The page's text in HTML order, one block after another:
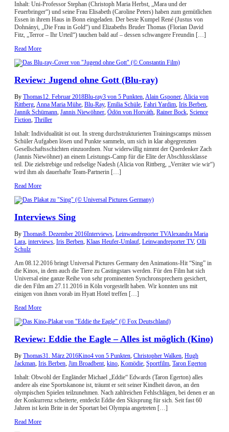
Inhalt: Uni-Professor Stephan (Christoph Maria Herbst, „Mara und der
Feuerbringer“) und seine Frau Elisabeth (Caroline Peters) haben zum gemütlichen
Essen in ihrem Haus in Bonn eingeladen. Der beste Kumpel René (Justus von
Dohnányi, „Die Frau in Gold“) und Elizabeths Bruder Thomas (Florian David
Fitz, „Terror – Ihr Urteil“) tauchen bald auf – dessen schwangere Freundin […]
Read More
Review: Jugend ohne Gott (Blu-ray)
By Thomas12. Februar 2018Blu-ray3 von 5 Punkten,Alain Gsponer,Alicia von
Rittberg,Anna Maria Mühe, Blu-Ray, Emilia Schüle, Fahri Yardim, Iris Berben,
Jannik Schümann, Jannis Niewöhner, Ödön von Horváth, Rainer Bock, Science
Fiction, Thriller
Inhalt: Individualität ist out. In streng durchstrukturierten Trainingscamps müssen
Schüler Aufgaben lösen und Punkte sammeln, um sich in klar abgegrenzten
Gesellschaftsschichten einzuordnen. Nur widerwillig nimmt der Querdenker Zach
(Jannis Niewöhner) an einem Leistungs-Camp für die Elite der Abschlussklasse
teil. Die zielstrebige und redselige Nadesh (Alicia von Rittberg, „Verräter wie wir“)
wird ihm als dauerhafte Team-Partnerin […]
Read More
Interviews Sing
By Thomas8. Dezember 2016Interviews Leinwandreporter TVAlexandra Maria
Lara interviews Iris Berben Klaas Heufer-Umlauf Leinwandreporter TV, Olli
Schulz
Am 08.12.2016 bringt Universal Pictures Germany den Animations-Hit “Sing” in
die Kinos, in dem auch die Tiere zu Castingstars werden. Für den Film hat sich
Universal eine ganze Reihe von sehr prominenten Synchronsprechern gesichert,
die den Film am 27.11.2016 in Köln vorgestellt haben. Wir konnten uns mit
einigen von ihnen vorab im Hyatt Hotel treffen […]
Read More
Review: Eddie the Eagle – Alles ist möglich (Kino)
By Thomas31. März 2016Kino4 von 5 Punkten Christopher Walken Hugh
Jackman Iris Berben Jim Broadbent kino Komödie Sportfilm Taron Egerton
Inhalt: Obwohl der Engländer Michael „Eddie“ Edwards (Taron Egerton) alles
andere als eine Sportskanone ist, träumt er seit seiner Kindheit davon, an den
olympischen Spielen teilzunehmen. Nach zahlreichen Fehlschlägen, bei denen er an
der Konkurrenz scheiterte, entdeckt Eddie den Skisprung für sich. Seit fast 60
Jahren ist kein Brite in der Sportart bei Olympia angetreten […]
Read More